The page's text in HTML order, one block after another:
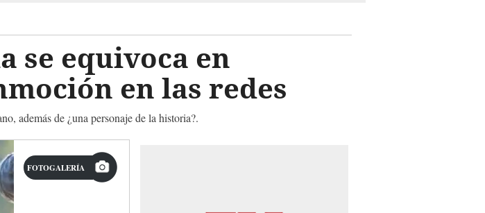
se equivoca en
en las redes
además de ¿una personaje de la historia?.
FOTOGALERÍA